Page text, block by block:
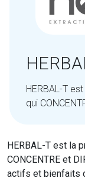
HERBAL-T
qui
HERBAL-T est la
CONCENTRE et
actifs et bienfaits